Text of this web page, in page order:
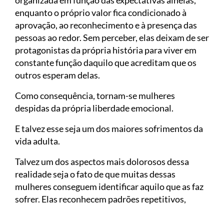
enquanto o próprio valor fica condicionado à
aprovação, ao reconhecimento e à presença das
pessoas ao redor. Sem perceber, elas deixam de ser
protagonistas da própria história para viver em
constante função daquilo que acreditam que os
outros esperam delas.
Como consequência, tornam-se mulheres
despidas da própria liberdade emocional.
E talvez esse seja um dos maiores sofrimentos da
vida adulta.
Talvez um dos aspectos mais dolorosos dessa
realidade seja o fato de que muitas dessas
mulheres conseguem identificar aquilo que as faz
sofrer. Elas reconhecem padrões repetitivos,